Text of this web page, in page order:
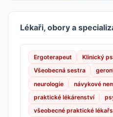
Lékaři, obory a
Ergoterapeut
Klinický
Všeobecná sestra
neurologie
návykové
praktické lékárenství
všeobecné praktické